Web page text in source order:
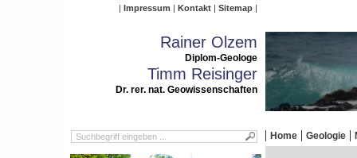
Impressum Kontakt Sitemap
Rainer Olzem
Diplom-Geologe
Timm Reisinger
Dr. rer. nat. Geowissenschaften
Home Geologie